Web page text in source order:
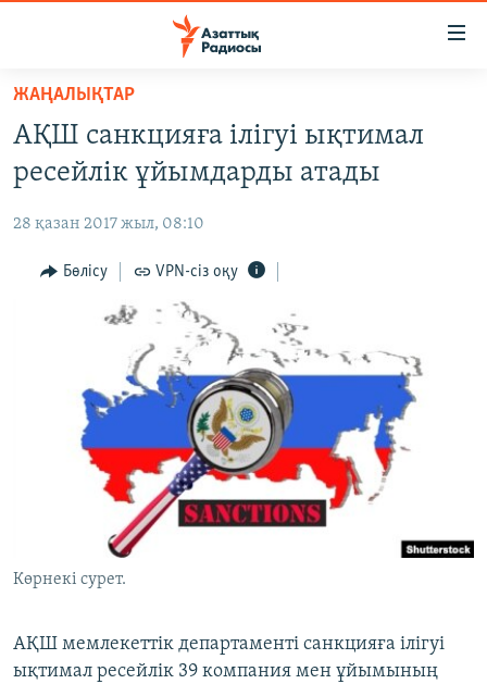
Skip
main
content
Skip
to
Navigation
САЯСАТ
AZATTYQTV
ҚАҢТАР ОҚИҒАСЫ
АДАМ ҚҰҚЫҚТАРЫ
АРНАЙЫ ЖОБАЛАР
Русский
ЖАҢАЛЫҚТАР
АҚШ санкцияға ілігуі ықтимал
ресейлік ұйымдарды атады
28 қазан 2017 жыл, 08:10
Бөлісу VPN-сіз оқу
Көрнекі сурет.
АҚШ мемлекеттік департаменті санкцияға ілігуі
ықтимал ресейлік 39 компания мен ұйымының